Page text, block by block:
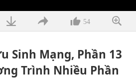
54
Sinh Mạng, Phần 13
Trình Nhiều Phần